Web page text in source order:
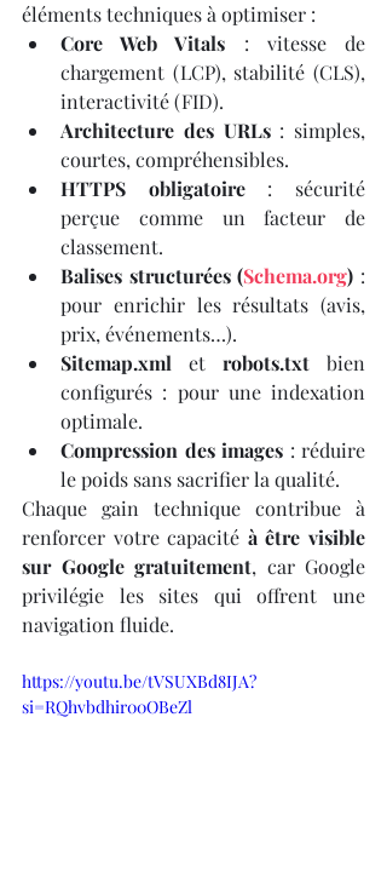
éléments techniques à optimiser :
Core Web Vitals : vitesse de
chargement (LCP), stabilité (CLS),
interactivité (FID).
Architecture des URLs : simples,
courtes, compréhensibles.
HTTPS obligatoire : sécurité
perçue comme un facteur de
classement.
Balises structurées (Schema.org) :
pour enrichir les résultats (avis,
prix, événements…).
Sitemap.xml et robots.txt bien
configurés : pour une indexation
optimale.
Compression des images : réduire
le poids sans sacrifier la qualité.
Chaque gain technique contribue à
renforcer votre capacité à être visible
sur Google gratuitement, car Google
privilégie les sites qui offrent une
navigation fluide.
https://youtu.be/tVSUXBd8IJA?
si=RQhvbdhir00OBeZl